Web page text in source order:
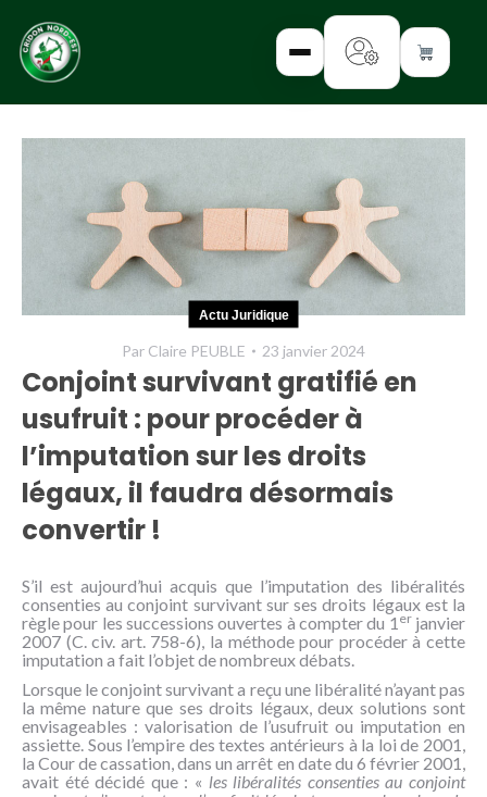
INTERROGEZ-
FORMEZ-
VOUS
INFORMEZ-
VOUS
LISEZ-NOUS
NOUS
CONNAÎTRE
Actu Juridique
Par Claire PEUBLE 23 janvier 2024
Conjoint survivant gratifié en
usufruit : pour procéder à
l’imputation sur les droits
légaux, il faudra désormais
convertir !
S’il est aujourd’hui acquis que l’imputation des libéralités
consenties au conjoint survivant sur ses droits légaux est la
règle pour les successions ouvertes à compter du 1 erjanvier
2007 (C. civ. art. 758-6), la méthode pour procéder à cette
imputation a fait l’objet de nombreux débats.
Lorsque le conjoint survivant a reçu une libéralité n’ayant pas
la même nature que ses droits légaux, deux solutions sont
envisageables : valorisation de l’usufruit ou imputation en
assiette. Sous l’empire des textes antérieurs à la loi de 2001,
la Cour de cassation, dans un arrêt en date du 6 février 2001,
avait été décidé que : « les libéralités consenties au conjoint